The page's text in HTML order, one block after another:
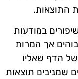
התוצאות.
במודעות
אך המרות
של הדף שאליו
שמניבים תוצאות